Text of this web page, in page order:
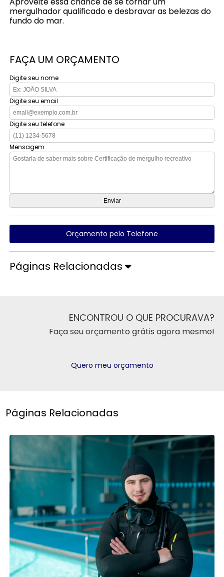
mergulhador qualificado e desbravar as belezas do
fundo do mar.
FAÇA UM ORÇAMENTO
Digite seu nome
Digite seu email
Digite seu telefone
Mensagem
Orçamento pelo Telefone
Páginas Relacionadas
ENCONTROU O QUE PROCURAVA?
Faça seu orçamento grátis agora mesmo!
Quero meu orçamento
Páginas Relacionadas